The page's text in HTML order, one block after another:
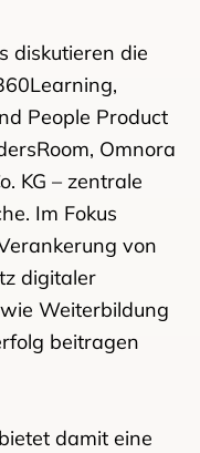
diskutieren die
People Product
Omnora
KG – zentrale
Im Fokus
von
digitaler
Weiterbildung
beitragen
damit eine